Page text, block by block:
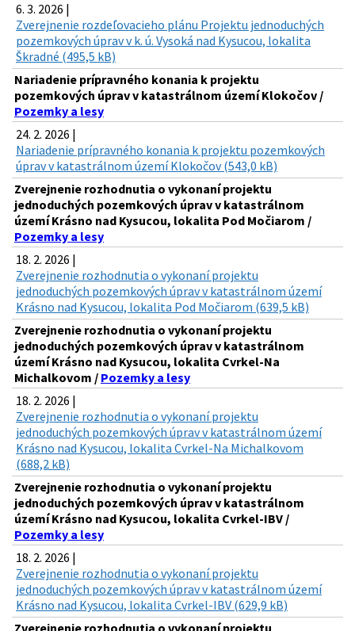
6. 3. 2026 |
Zverejnenie rozdeľovacieho plánu Projektu jednoduchých
pozemkových úprav v k. ú. Vysoká nad Kysucou, lokalita
Škradné (495,5 kB)
Nariadenie prípravného konania k projektu
pozemkových úprav v katastrálnom území Klokočov /
Pozemky a lesy
24. 2. 2026 |
Nariadenie prípravného konania k projektu pozemkových
úprav v katastrálnom území Klokočov (543,0 kB)
Zverejnenie rozhodnutia o vykonaní projektu
jednoduchých pozemkových úprav v katastrálnom
území Krásno nad Kysucou, lokalita Pod Močiarom /
Pozemky a lesy
18. 2. 2026 |
Zverejnenie rozhodnutia o vykonaní projektu
jednoduchých pozemkových úprav v katastrálnom území
Krásno nad Kysucou, lokalita Pod Močiarom (639,5 kB)
Zverejnenie rozhodnutia o vykonaní projektu
jednoduchých pozemkových úprav v katastrálnom
území Krásno nad Kysucou, lokalita Cvrkel-Na
Michalkovom / Pozemky a lesy
18. 2. 2026 |
Zverejnenie rozhodnutia o vykonaní projektu
jednoduchých pozemkových úprav v katastrálnom území
Krásno nad Kysucou, lokalita Cvrkel-Na Michalkovom
(688,2 kB)
Zverejnenie rozhodnutia o vykonaní projektu
jednoduchých pozemkových úprav v katastrálnom
území Krásno nad Kysucou, lokalita Cvrkel-IBV /
Pozemky a lesy
18. 2. 2026 |
Zverejnenie rozhodnutia o vykonaní projektu
jednoduchých pozemkových úprav v katastrálnom území
Krásno nad Kysucou, lokalita Cvrkel-IBV (629,9 kB)